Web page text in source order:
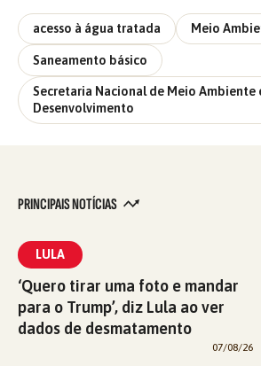
acesso à água tratada Meio
Saneamento básico
Secretaria Nacional de Meio Ambiente
Desenvolvimento
PRINCIPAIS NOTÍCIAS
LULA
‘Quero tirar uma foto e mandar
para o Trump’, diz Lula ao ver
dados de desmatamento
07/08/26